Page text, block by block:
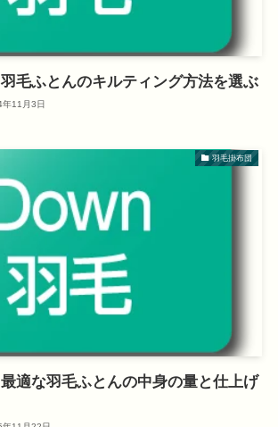
毛ふとんのキルティング方法を選ぶ
11月3日
羽毛掛布団
適な羽毛ふとんの中身の量と仕上げ